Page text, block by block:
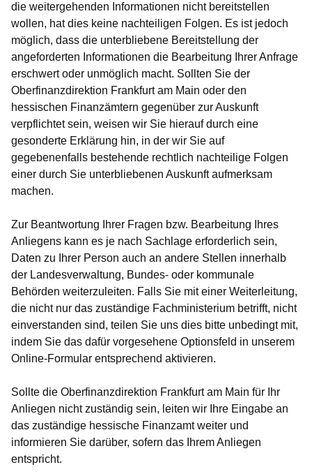
die weitergehenden Informationen nicht bereitstellen
wollen, hat dies keine nachteiligen Folgen. Es ist jedoch
möglich, dass die unterbliebene Bereitstellung der
angeforderten Informationen die Bearbeitung Ihrer Anfrage
erschwert oder unmöglich macht. Sollten Sie der
Oberfinanzdirektion Frankfurt am Main oder den
hessischen Finanzämtern gegenüber zur Auskunft
verpflichtet sein, weisen wir Sie hierauf durch eine
gesonderte Erklärung hin, in der wir Sie auf
gegebenenfalls bestehende rechtlich nachteilige Folgen
einer durch Sie unterbliebenen Auskunft aufmerksam
machen.
Zur Beantwortung Ihrer Fragen bzw. Bearbeitung Ihres
Anliegens kann es je nach Sachlage erforderlich sein,
Daten zu Ihrer Person auch an andere Stellen innerhalb
der Landesverwaltung, Bundes- oder kommunale
Behörden weiterzuleiten. Falls Sie mit einer Weiterleitung,
die nicht nur das zuständige Fachministerium betrifft, nicht
einverstanden sind, teilen Sie uns dies bitte unbedingt mit,
indem Sie das dafür vorgesehene Optionsfeld in unserem
Online-Formular entsprechend aktivieren.
Sollte die Oberfinanzdirektion Frankfurt am Main für Ihr
Anliegen nicht zuständig sein, leiten wir Ihre Eingabe an
das zuständige hessische Finanzamt weiter und
informieren Sie darüber, sofern das Ihrem Anliegen
entspricht.